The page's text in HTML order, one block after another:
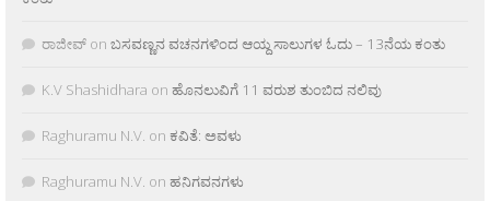
ರಾಜೀವ್ on ಬಸವಣ್ಣನ ವಚನಗಳಿಂದ ಆಯ್ದ ಸಾಲುಗಳ ಓದು – 13ನೆಯ ಕಂತು
K.V Shashidhara on ಹೊನಲುವಿಗೆ 11 ವರುಶ ತುಂಬಿದ ನಲಿವು
Raghuramu N.V. on ಕವಿತೆ: ಅವಳು
Raghuramu N.V. on ಹನಿಗವನಗಳು